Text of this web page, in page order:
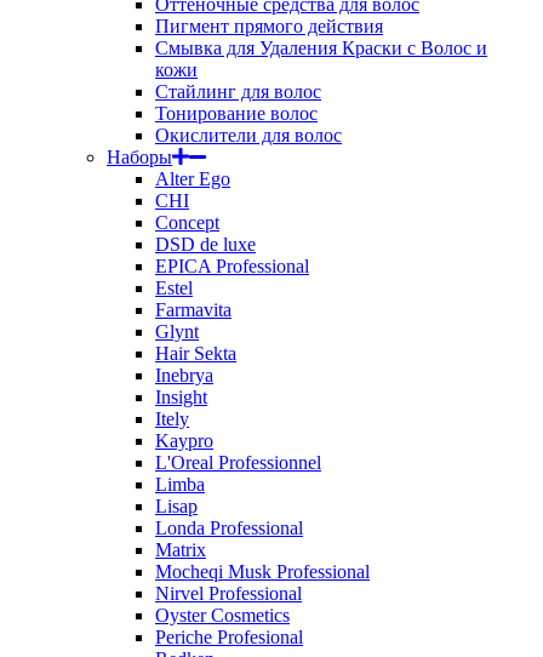
Оттеночные средства для волос
Пигмент прямого действия
Смывка для Удаления Краски с Волос и
кожи
Стайлинг для волос
Тонирование волос
Окислители для волос
Наборы
Alter Ego
CHI
Concept
DSD de luxe
EPICA Professional
Estel
Farmavita
Glynt
Hair Sekta
Inebrya
Insight
Itely
Kaypro
L'Oreal Professionnel
Limba
Lisap
Londa Professional
Matrix
Mocheqi Musk Professional
Nirvel Professional
Oyster Cosmetics
Periche Profesional